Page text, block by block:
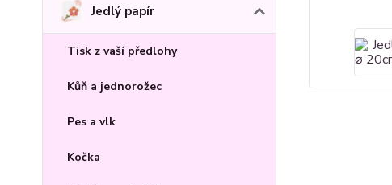
Jedlý papír
Tisk z vaší předlohy
Kůň a jednorožec
Pes a vlk
Kočka